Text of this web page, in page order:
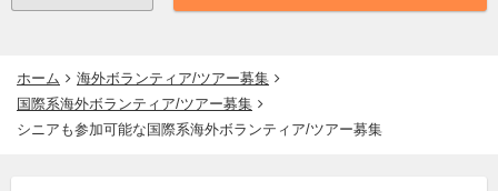
ホーム
海外ボランティア/ツアー募集
国際系海外ボランティア/ツアー募集
シニアも参加可能な国際系海外ボランティア/ツアー募集